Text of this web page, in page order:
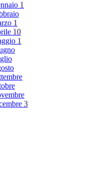
1
1
10
1
3